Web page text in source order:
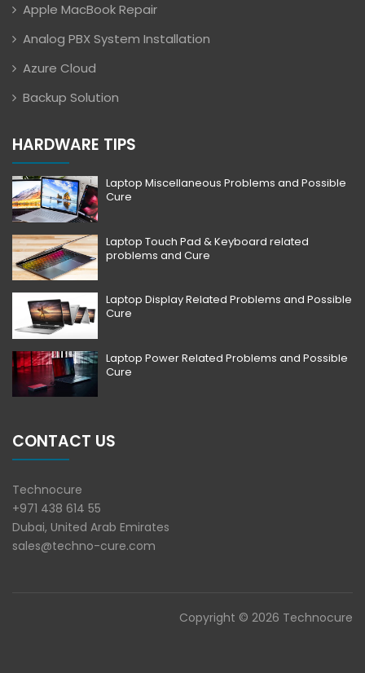
Apple MacBook Repair
Analog PBX System Installation
Azure Cloud
Backup Solution
HARDWARE TIPS
Laptop Miscellaneous Problems and Possible
Cure
Laptop Touch Pad & Keyboard related
problems and Cure
Laptop Display Related Problems and Possible
Cure
Laptop Power Related Problems and Possible
Cure
CONTACT US
Technocure
+971 438 614 55
Dubai, United Arab Emirates
sales@techno-cure.com
Copyright © 2026 Technocure